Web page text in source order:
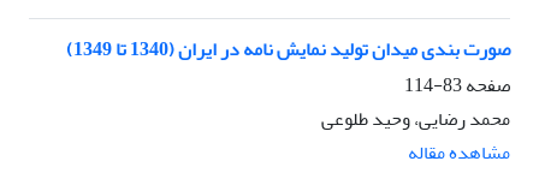
صورت بندی میدان تولید نمایش نامه در ایران (1340 تا 1349)
صفحه83-114
محمد رضایی، وحید طلوعی
مشاهده مقاله